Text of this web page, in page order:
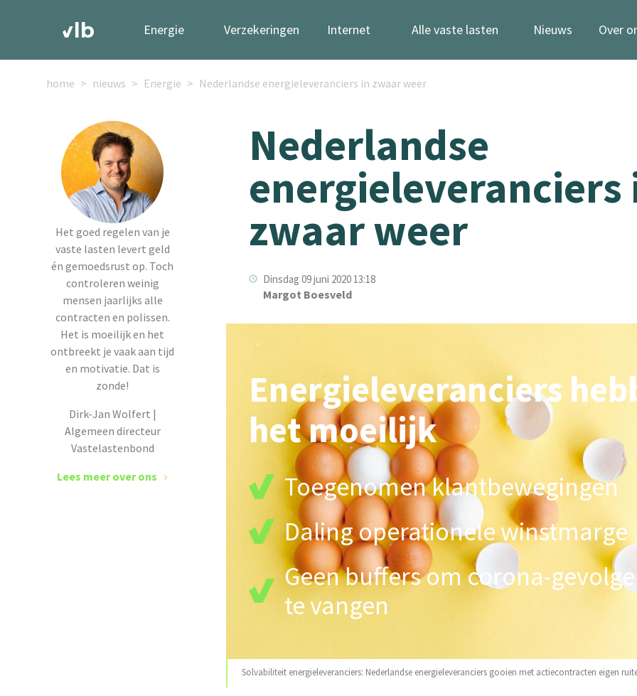
Energie Verzekeringen Internet Alle vaste lasten Nieuws Over
home nieuws Energie Nederlandse energieleveranciers in zwaar weer
Het goed regelen van je
vaste lasten levert geld
én gemoedsrust op. Toch
controleren weinig
mensen jaarlijks alle
contracten en polissen.
Het is moeilijk en het
ontbreekt je vaak aan tijd
en motivatie. Dat is
zonde!
Dirk-Jan Wolfert |
Algemeen directeur
Vastelastenbond
Lees meer over ons
Nederlandse
energieleveranciers
zwaar weer
Dinsdag 09 juni 2020 13:18
Margot Boesveld
Solvabiliteit energieleveranciers: Nederlandse energieleveranciers gooien met actiecontracten eigen
Energieleveranciers
het moeilijk
Toegenomen klantbewegingen
Daling operationele winstmarge
Geen buffers om corona-
te vangen